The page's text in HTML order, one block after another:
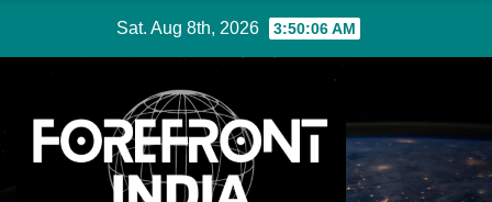
Sat. Aug 8th, 2026 3:50:07 AM